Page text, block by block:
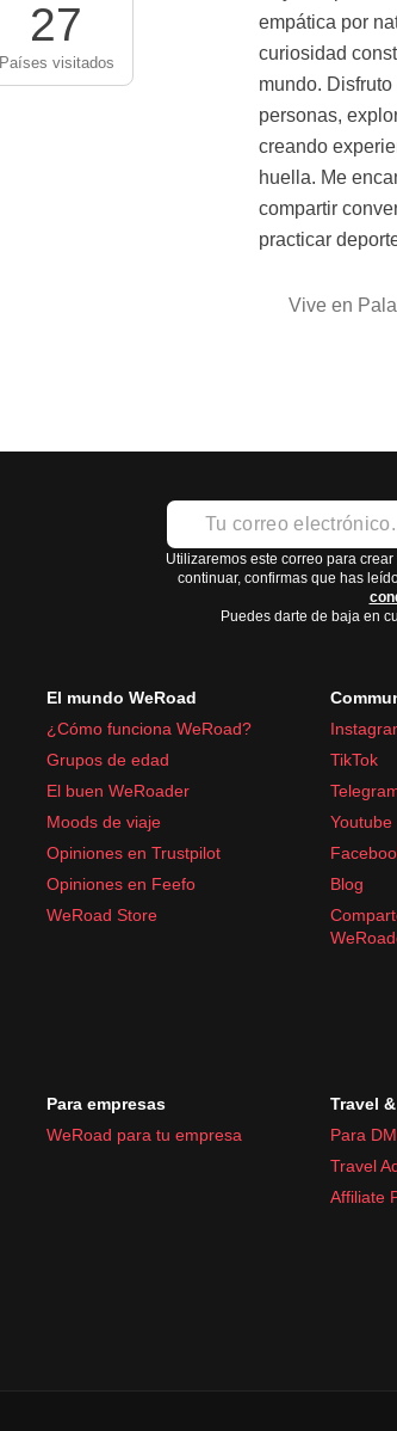
27
Países visitados
empática por
curiosidad
mundo. Disfruto conectando con las
personas,
creando
huella. Me encanta la buena comida,
compartir
practicar
energía positiva
los viajes
crecimiento, bienestar y conexión
humana, y mi
experiencia
se recuerde con una sonrisa. Así que :
Vive en
Utilizaremos este correo para
continuar, confirmas que has
Puedes darte de baja en
El mundo WeRoad
¿Cómo funciona WeRoad?
Grupos de edad
El buen WeRoader
Moods de viaje
Opiniones en Trustpilot
Opiniones en Feefo
WeRoad Store
TikTok
Youtube
Blog
Para empresas
WeRoad para tu empresa
Travel
Para
Travel
Affiliate